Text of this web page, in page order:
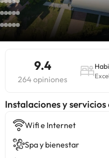
9.4
264 opiniones
Instalaciones y servicios
Wifi e Internet
Spa y bienestar